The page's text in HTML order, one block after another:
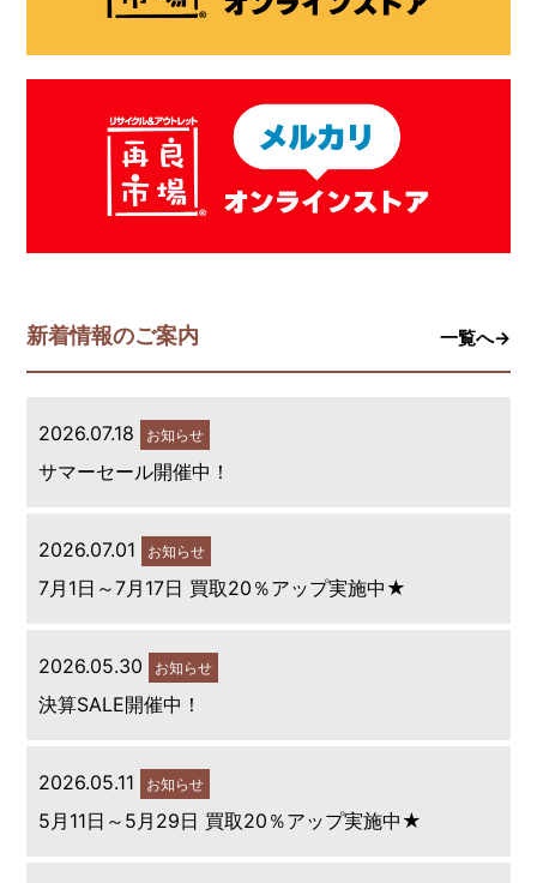
新着情報のご案内 一覧へ→
2026.07.18 お知らせ
サマーセール開催中！
2026.07.01 お知らせ
7月1日～7月17日 買取20％アップ実施中★
2026.05.30 お知らせ
決算SALE開催中！
2026.05.11 お知らせ
5月11日～5月29日 買取20％アップ実施中★